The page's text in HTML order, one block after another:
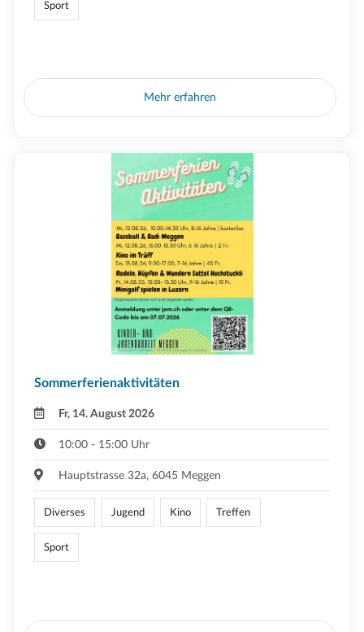
Sport
Mehr erfahren
Sommerferienaktivitäten
Fr, 14. August 2026
10:00 - 15:00 Uhr
Hauptstrasse 32a, 6045 Meggen
Diverses Jugend Kino Treffen
Sport